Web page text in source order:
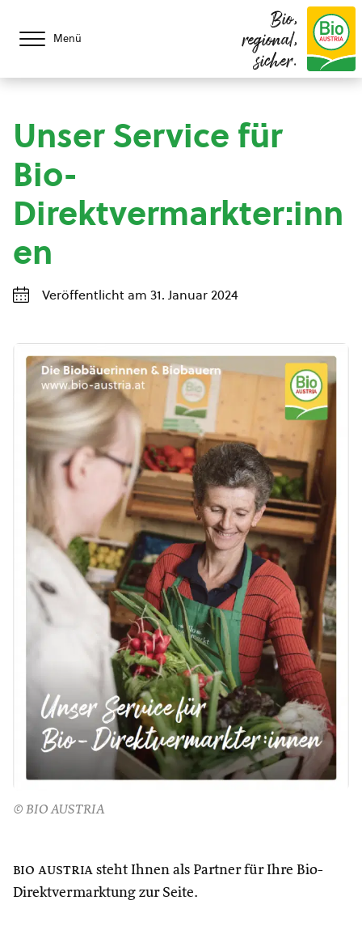
Menü
Bio,
regional,
sicher.
Unser Service für
Bio-
Direktvermarkter:inn
en
Veröffentlicht am 31. Januar 2024
© BIO AUSTRIA
bio austria steht Ihnen als Partner für Ihre Bio-
Direktvermarktung zur Seite.